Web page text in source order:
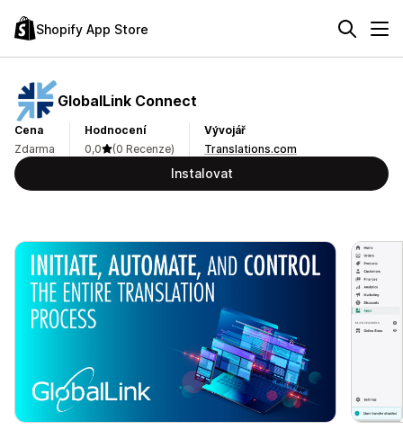
Shopify App Store
GlobalLink Connect
Cena
Zdarma
Hodnocení
0,0
(0 Recenze)
Vývojář
Translations.com
Instalovat